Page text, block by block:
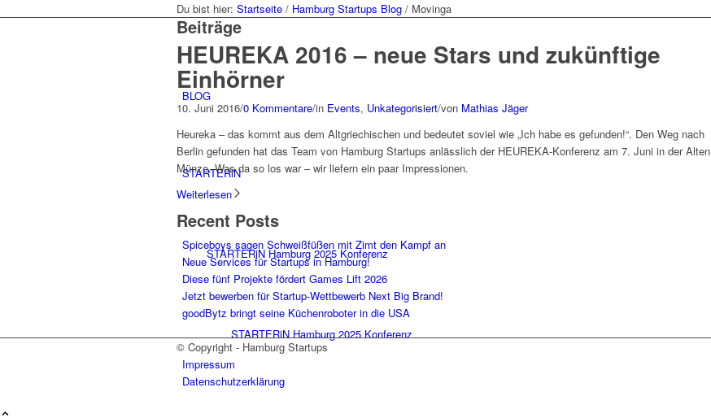
BLOG
STARTERiN
STARTERiN Hamburg 2025 Konferenz
STARTERiN Hamburg 2025 Konferenz
Du bist hier: Startseite / Hamburg Startups Blog / Movinga
Beiträge
HEUREKA 2016 – neue Stars und zukünftige
Einhörner
10. Juni 2016/0 Kommentare/in Events, Unkategorisiert/von Mathias Jäger
Heureka – das kommt aus dem Altgriechischen und bedeutet soviel wie „Ich habe es gefunden!“. Den Weg nach
Berlin gefunden hat das Team von Hamburg Startups anlässlich der HEUREKA-Konferenz am 7. Juni in der Alten
Münze. Was da so los war – wir liefern ein paar Impressionen.
Weiterlesen
Recent Posts
Spiceboys sagen Schweißfüßen mit Zimt den Kampf an
Neue Services für Startups in Hamburg!
Diese fünf Projekte fördert Games Lift 2026
Jetzt bewerben für Startup-Wettbewerb Next Big Brand!
goodBytz bringt seine Küchenroboter in die USA
© Copyright - Hamburg Startups
Impressum
Datenschutzerklärung